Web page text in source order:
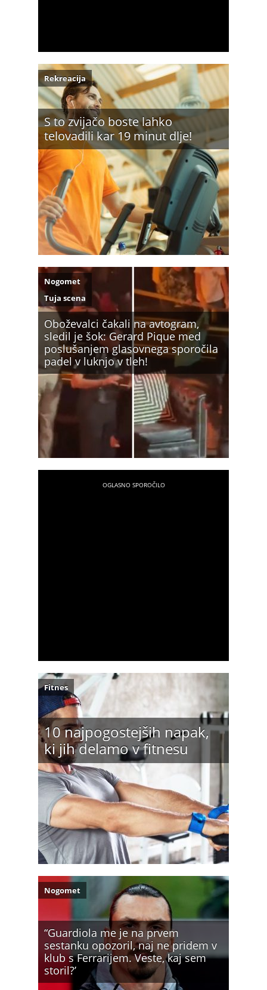
S to zvijačo boste lahko
telovadili kar 19 minut dlje!
Rekreacija
Oboževalci čakali na avtogram,
sledil je šok: Gerard Pique med
poslušanjem glasovnega sporočila
padel v luknjo v tleh!
Nogomet
Tuja scena
10 najpogostejših napak,
ki jih delamo v fitnesu
Fitnes
“Guardiola me je na prvem
sestanku opozoril, naj ne pridem v
klub s Ferrarijem. Veste, kaj sem
storil?’
Nogomet